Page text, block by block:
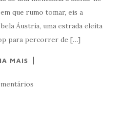
que rumo tomar, eis a
Áustria, uma estrada eleita
para percorrer de […]
MAIS